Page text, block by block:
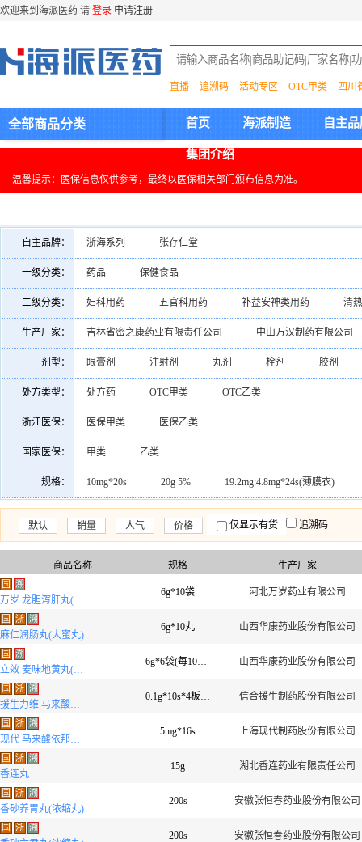
欢迎来到海派医药 请 登录 申请注册
直播 追溯码 活动专区 OTC甲类 四川
全部商品分类 首页 海派制造 自主
集团介绍
温馨提示：医保信息仅供参考，最终以医保相关部门颁布信息为准。
自主品牌： 浙海系列 张存仁堂
一级分类： 药品 保健食品
二级分类： 妇科用药 五官科用药 补益安神类用药 清
皮肤科用药 内分泌系统用药 神经系统用药
其他药品 抗疲劳类
生产厂家： 吉林省密之康药业有限责任公司 中山万汉制药有限公司
长春迪瑞制药有限公司 新疆维吾尔药业有限责任公司
植恩生物技术股份有限公司 南京中山制药有限公司
上海安丁生物(汤阴)药业有限公司
昆药集团股份有限公司 杭州朱养心药业有限公司
云南云龙制药股份有限公司 天津生物化学制药有限公司
广东同德药业有限公司 湖北恒安芙林药业股份有限公司
广东星昊药业有限公司 河南太龙药业股份有限公司
北京北陆药业股份有限公司
沈阳管城制药有限责任公司 灵源药业有限公司 南
剂型： 眼膏剂 注射剂 丸剂 栓剂 胶剂
涂剂 其他剂型 原料药
溶液剂 粉雾剂
吸入气雾剂
乳膏剂 糖浆剂 口服溶液 软胶囊剂
处方类型： 处方药 OTC甲类 OTC乙类
浙江医保： 医保甲类 医保乙类
国家医保： 甲类 乙类
规格： 10mg*20s 20g 5% 19.2mg:4.8mg*24s(薄膜衣)
10ml 0.1% 14.75g*20包 10片 50mg*10s*2板
10mg*16s(素片) 0.52g*12s*3板(薄膜衣)
3.5g*12s*3小盒 0.25g*10s*4板 5ml:10mg
0.41g*30s(薄膜衣) 0.125g*100s(薄
40mg*28s 0.15g*6s(薄膜衣)
默认 销量 人气 价格 仅显示有货 追溯码
商品名称 规格 生产厂家
国 溯
万岁 龙胆泻肝丸(水丸)(OTC)
6g*10袋 河北万岁药业有限公司
国 浙 溯
麻仁润肠丸(大蜜丸)
6g*10丸 山西华康药业股份有限公司
国 溯
立效 麦味地黄丸(水蜜丸)
6g*6袋(每100丸重10g) 山西华康药业股份有限公司
国 浙 溯
援生力维 马来酸曲美布汀片
0.1g*10s*4板(薄膜衣) 信合援生制药股份有限公司
国 浙 溯
现代 马来酸依那普利片
5mg*16s 上海现代制药股份有限公司
国 浙 溯
香连丸
15g 湖北香连药业有限责任公司
国 浙 溯
香砂养胃丸(浓缩丸)
200s 安徽张恒春药业股份有限公司
国 浙 溯
200s 安徽张恒春药业股份有限公司